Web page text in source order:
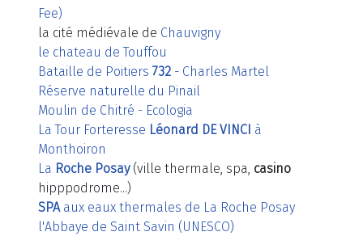
Fee)
la cité médiévale de Chauvigny
le chateau de Touffou
Bataille de Poitiers 732 - Charles Martel
Réserve naturelle du Pinail
Moulin de Chitré - Ecologia
La Tour Forteresse Léonard DE VINCI à
Monthoiron
La Roche Posay(ville thermale, spa, casino
hipppodrome...)
SPAaux eaux thermales de La Roche Posay
l'Abbaye de Saint Savin (UNESCO)